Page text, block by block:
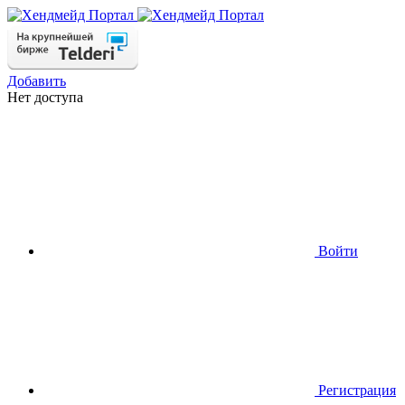
Добавить
Нет доступа
Войти
Регистрация